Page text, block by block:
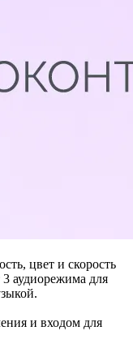
цвет и скорость
аудиорежима для
и входом для